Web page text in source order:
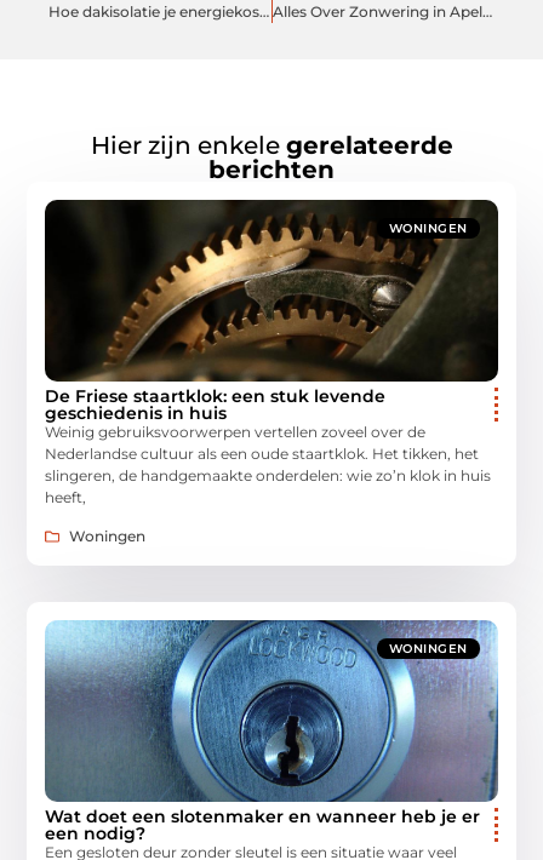
Hoe dakisolatie je energiekosten kan verlagen Alles Over Zonwering in Apeldoorn: Waar Moet U Op Letten?
Hier zijn enkele gerelateerde
berichten
WONINGEN
De Friese staartklok: een stuk levende
geschiedenis in huis
Weinig gebruiksvoorwerpen vertellen zoveel over de
Nederlandse cultuur als een oude staartklok. Het tikken, het
slingeren, de handgemaakte onderdelen: wie zo’n klok in huis
heeft,
Woningen
WONINGEN
Wat doet een slotenmaker en wanneer heb je er
een nodig?
Een gesloten deur zonder sleutel is een situatie waar veel